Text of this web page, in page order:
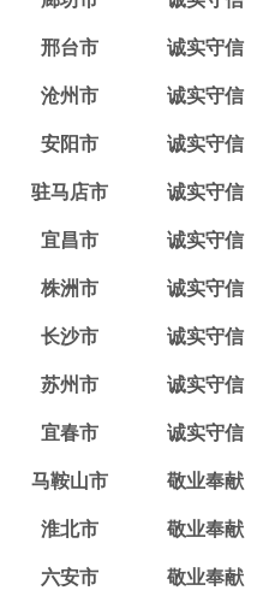
邢台市 诚实守信
沧州市 诚实守信
安阳市 诚实守信
驻马店市 诚实守信
宜昌市 诚实守信
株洲市 诚实守信
长沙市 诚实守信
苏州市 诚实守信
宜春市 诚实守信
马鞍山市 敬业奉献
淮北市 敬业奉献
六安市 敬业奉献